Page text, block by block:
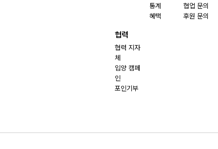
통계
혜택
협업 문의
후원 문의
협력
협력 지자
체
입양 캠페
인
포인기부